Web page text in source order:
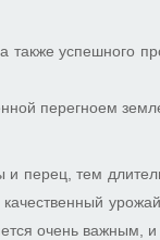
успешного
перегноем
перец, тем
очень важным, и